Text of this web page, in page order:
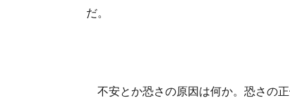
だ。
不安とか恐さの原因は何か。恐さの正